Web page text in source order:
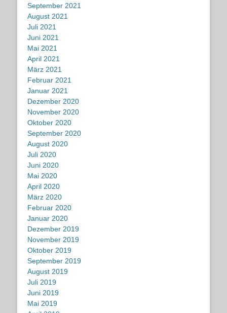
September 2021
August 2021
Juli 2021
Juni 2021
Mai 2021
April 2021
März 2021
Februar 2021
Januar 2021
Dezember 2020
November 2020
Oktober 2020
September 2020
August 2020
Juli 2020
Juni 2020
Mai 2020
April 2020
März 2020
Februar 2020
Januar 2020
Dezember 2019
November 2019
Oktober 2019
September 2019
August 2019
Juli 2019
Juni 2019
Mai 2019